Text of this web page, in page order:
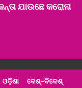
ଯାଉଛେ କରୋନା
ଓଡ଼ିଶା ଦେଶ୍‌-ବିଦେଶ୍‌